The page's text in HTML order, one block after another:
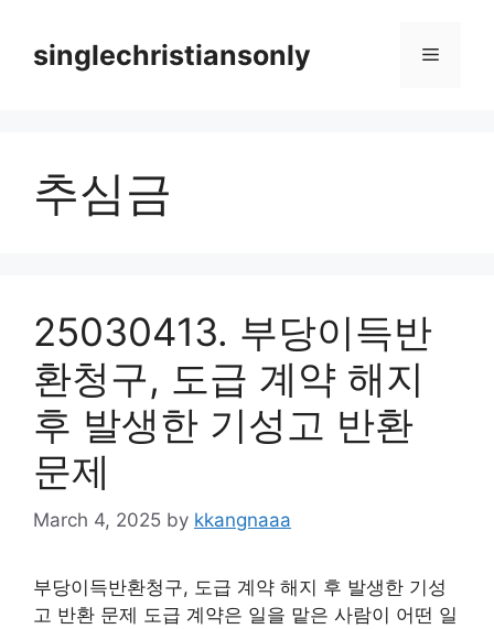
contentsinglechristiansonly Menu
추심금
25030413. 부당이득반
환청구, 도급 계약 해지
후 발생한 기성고 반환
문제
March 4, 2025 by kkangnaaa
부당이득반환청구, 도급 계약 해지 후 발생한 기성
고 반환 문제 도급 계약은 일을 맡은 사람이 어떤 일